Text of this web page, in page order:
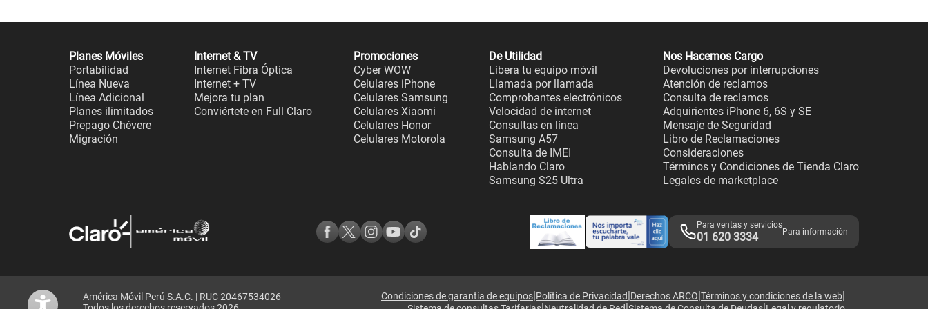
Planes Móviles
Portabilidad
Línea Nueva
Línea Adicional
Planes ilimitados
Prepago Chévere
Migración
Internet & TV
Internet Fibra Óptica
Internet + TV
Mejora tu plan
Conviértete en Full Claro
Promociones
Cyber WOW
Celulares iPhone
Celulares Samsung
Celulares Xiaomi
Celulares Honor
Celulares Motorola
De Utilidad
Libera tu equipo móvil
Llamada por llamada
Comprobantes electrónicos
Velocidad de internet
Consultas en línea
Samsung A57
Consulta de IMEI
Hablando Claro
Samsung S25 Ultra
Nos Hacemos Cargo
Devoluciones por interrupciones
Atención de reclamos
Consulta de reclamos
Adquirientes iPhone 6, 6S y SE
Mensaje de Seguridad
Libro de Reclamaciones
Consideraciones
Términos y Condiciones de Tienda Claro
Legales de marketplace
Para ventas y servicios
01 620 3334 Para información
América Móvil Perú S.A.C. | RUC 20467534026
Condiciones de garantía de equipos|Política de Privacidad|Derechos ARCO|Términos y condiciones de la web|